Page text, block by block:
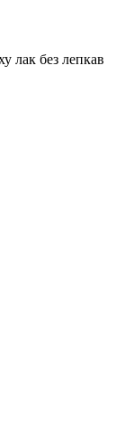
лак без лепкав